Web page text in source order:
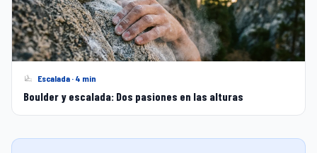
Escalada · 4 min
Boulder y escalada: Dos pasiones en las alturas